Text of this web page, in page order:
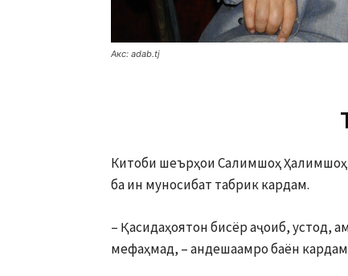
Акс: adab.tj
Китоби шеърҳои Салимшоҳ Ҳалимшоҳ
ба ин муносибат табрик кардам.
– Қасидаҳоятон бисёр аҷоиб, устод,
мефаҳмад, – андешаамро баён